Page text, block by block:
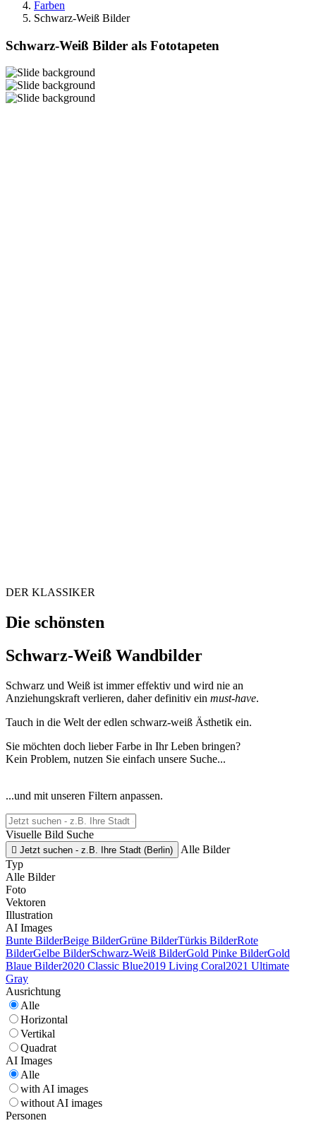
Farben
Schwarz-Weiß Bilder
Schwarz-Weiß Bilder als Fototapeten
DER KLASSIKER
Die schönsten
Schwarz-Weiß Wandbilder
Schwarz und Weiß ist immer effektiv und wird nie an
Anziehungskraft verlieren, daher definitiv ein must-have.
Tauch in die Welt der edlen schwarz-weiß Ästhetik ein.
Sie möchten doch lieber Farbe in Ihr Leben bringen?
Kein Problem, nutzen Sie einfach unsere Suche...
...und mit unseren Filtern anpassen.
Visuelle Bild Suche
 Jetzt suchen - z.B. Ihre Stadt (Berlin)
Alle Bilder
Typ
Alle Bilder
Foto
Vektoren
Illustration
AI Images
Bunte BilderBeige BilderGrüne BilderTürkis BilderRote
BilderGelbe BilderSchwarz-Weiß BilderGold Pinke BilderGold
Blaue Bilder2020 Classic Blue2019 Living Coral2021 Ultimate
Gray
Ausrichtung
Alle
Horizontal
Vertikal
Quadrat
AI Images
Alle
with AI images
without AI images
Personen